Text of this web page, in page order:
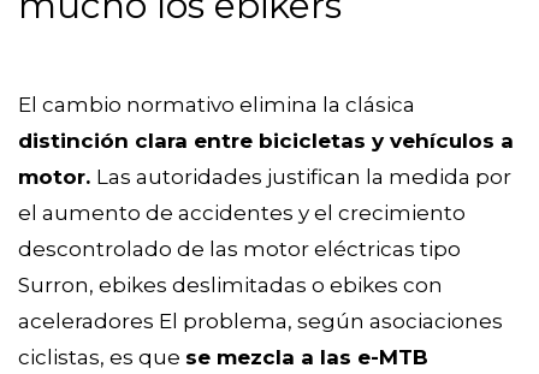
El cambio normativo elimina la clásica
distinción clara entre bicicletas y vehículos a
motor. Las autoridades justifican la medida por
el aumento de accidentes y el crecimiento
descontrolado de las motor eléctricas tipo
Surron, ebikes deslimitadas o ebikes con
aceleradores El problema, según asociaciones
ciclistas, es que se mezcla a las e-MTB